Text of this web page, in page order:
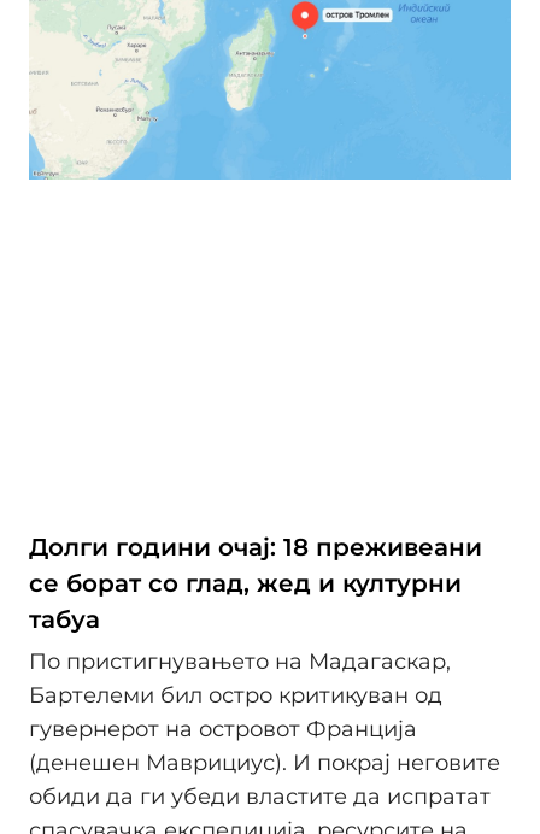
Долги години очај: 18 преживеани
се борат со глад, жед и културни
табуа
По пристигнувањето на Мадагаскар,
Бартелеми бил остро критикуван од
гувернерот на островот Франција
(денешен Маврициус). И покрај неговите
обиди да ги убеди властите да испратат